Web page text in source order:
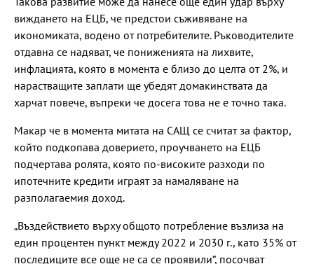
виждането на ЕЦБ, че предстои съживяване на
икономиката, водено от потребителите. Ръководителите
отдавна се надяват, че пониженията на лихвите,
инфлацията, която в момента е близо до целта от 2%, и
нарастващите заплати ще убедят домакинствата да
харчат повече, въпреки че досега това не е точно така.
Макар че в момента митата на САЩ се считат за фактор,
който подкопава доверието, проучването на ЕЦБ
подчертава ролята, която по-високите разходи по
ипотечните кредити играят за намаляване на
разполагаемия доход.
„Въздействието върху общото потребление възлиза на
един процентен пункт между 2022 и 2030 г., като 35% от
последиците все още не са се проявили“, посочват